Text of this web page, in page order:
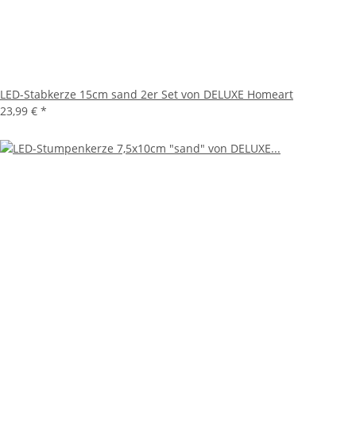
LED-Stabkerze 15cm sand 2er Set von DELUXE Homeart
23,99 € *